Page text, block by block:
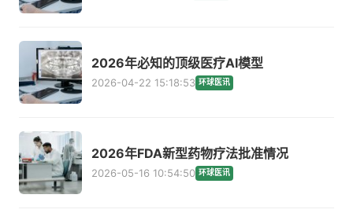
2026年必知的顶级医疗AI模型
2026-04-22 15:18:53 环球医讯
2026年FDA新型药物疗法批准情况
2026-05-16 10:54:50 环球医讯